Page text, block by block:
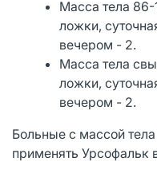
Масса тела 86-
ложки,
вечером - 2.
Масса тела
ложки,
вечером - 2.
Больные с массой
применять Урсофальк